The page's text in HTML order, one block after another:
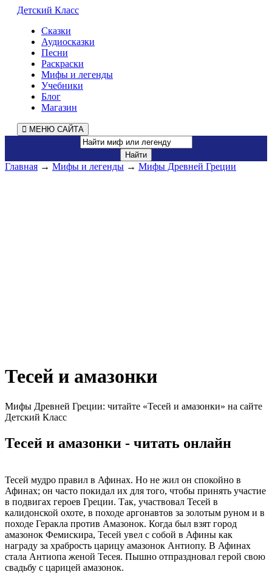
Детский Класс
Сказки
Аудиосказки
Песни
Раскраски
Мифы и легенды
Учебники
Блог
Магазин
МЕНЮ САЙТА
Главная → Мифы и легенды → Мифы Древней Греции
Тесей и амазонки
Мифы Древней Греции: читайте «Тесей и амазонки» на сайте
Детский Класс
Тесей и амазонки - читать онлайн
Тесей мудро правил в Афинах. Но не жил он спокойно в
Афинах; он часто покидал их для того, чтобы принять участие
в подвигах героев Греции. Так, участвовал Тесей в
калидонской охоте, в походе аргонавтов за золотым руном и в
походе Геракла против Амазонок. Когда был взят город
амазонок Фемискира, Тесей увел с собой в Афины как
награду за храбрость царицу амазонок Антиопу. В Афинах
стала Антиопа женой Тесея. Пышно отпраздновал герой свою
свадьбу с царицей амазонок.